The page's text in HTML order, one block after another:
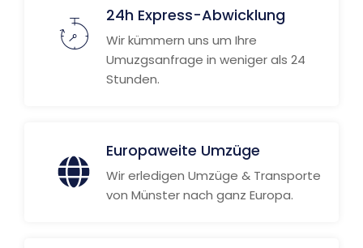
24h Express-Abwicklung
Wir kümmern uns um Ihre
Umuzgsanfrage in weniger als 24
Stunden.
Europaweite Umzüge
Wir erledigen Umzüge & Transporte
von Münster nach ganz Europa.